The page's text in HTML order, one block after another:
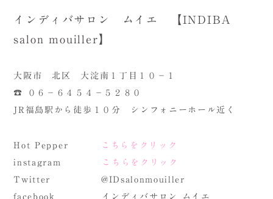
インディバサロン ムイエ 【INDIBA
salon mouiller】
大阪市 北区 大淀南１丁目１０－１
☎ ０６－６４５４－５２８０
JR福島駅から徒歩１０分 シンフォニーホール近く
Hot Pepper
こちらをクリック
instagram
こちらをクリック
Twitter @IDsalonmouiller
facebook インディバサロン ムイエ